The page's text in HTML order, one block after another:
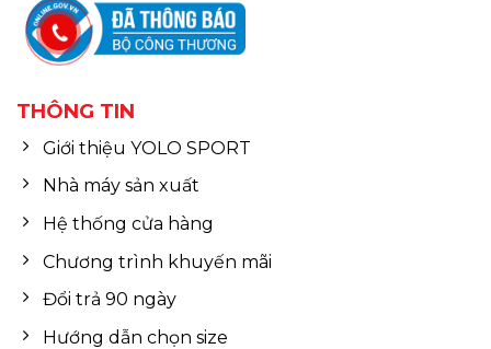
THÔNG TIN
Giới thiệu YOLO SPORT
Nhà máy sản xuất
Hệ thống cửa hàng
Chương trình khuyến mãi
Đổi trả 90 ngày
Hướng dẫn chọn size